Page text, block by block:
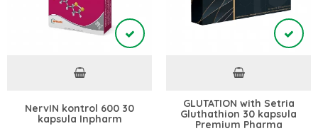
NervIN kontrol 600 30
kapsula Inpharm
GLUTATION with Setria
Gluthathion 30 kapsula
Premium Pharma